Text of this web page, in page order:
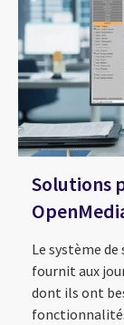
Solutions
Le système de
fournit aux
dont ils ont